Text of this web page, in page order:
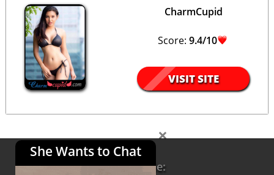
CharmCupid
Score: 9.4/10
VISIT SITE
Informatie:
She Wants to Chat
×